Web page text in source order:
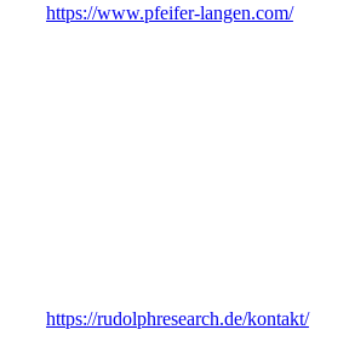
https://www.pfeifer-langen.com/
https://rudolphresearch.de/kontakt/